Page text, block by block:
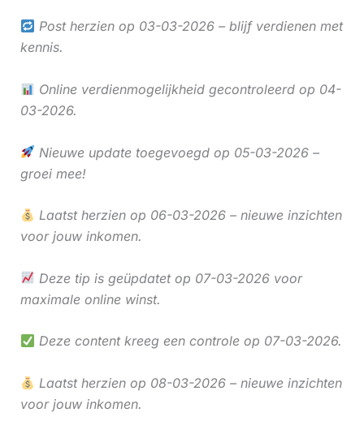
Post herzien op 03-03-2026 – blijf verdienen met
kennis.
Online verdienmogelijkheid gecontroleerd op 04-
03-2026.
Nieuwe update toegevoegd op 05-03-2026 –
groei mee!
Laatst herzien op 06-03-2026 – nieuwe inzichten
voor jouw inkomen.
Deze tip is geüpdatet op 07-03-2026 voor
maximale online winst.
Deze content kreeg een controle op 07-03-2026.
Laatst herzien op 08-03-2026 – nieuwe inzichten
voor jouw inkomen.